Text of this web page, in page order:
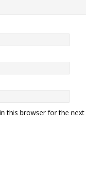
this browser for the